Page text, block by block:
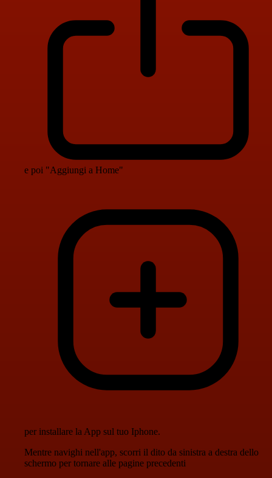
e poi "Aggiungi a Home"
per installare la App sul tuo Iphone.
Mentre navighi nell'app, scorri il dito da sinistra a destra dello
schermo per tornare alle pagine precedenti